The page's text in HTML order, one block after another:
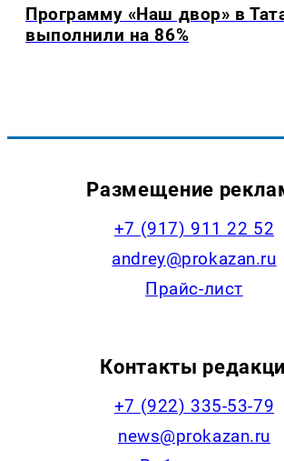
Программу «Наш двор» в
выполнили на 86%
Размещение
+7 (917) 911 22 52
andrey@prokazan.ru
Прайс-лист
Контакты
+7 (922) 335-53-79
news@prokazan.ru